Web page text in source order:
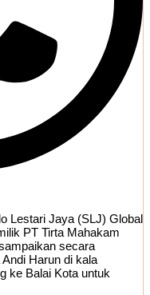
Lestari Jaya (SLJ) Global
PT Tirta Mahakam
secara
Harun di kala
ke Balai Kota untuk